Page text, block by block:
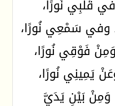
قَلْبِي نُورًا،
وفي سَمْعِي نُورًا،
فَوْقِي نُورًا،
يَمِينِي نُورًا،
وَمِنْ بَيْنِ يَدَيَّ